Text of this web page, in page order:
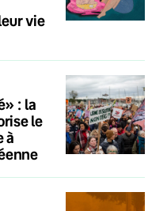
vie
: la
le
à